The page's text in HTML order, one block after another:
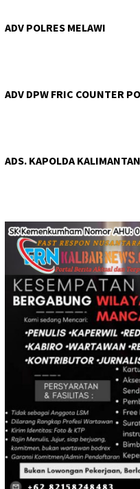
ADV POLRES MELAWI
ADV DPW FRIC COUNTER
ADS. KAPOLDA